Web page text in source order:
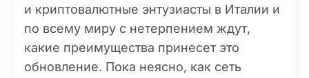
и криптовалютные энтузиасты в Италии и
по всему миру с нетерпением ждут,
какие преимущества принесет это
обновление. Пока неясно, как сеть